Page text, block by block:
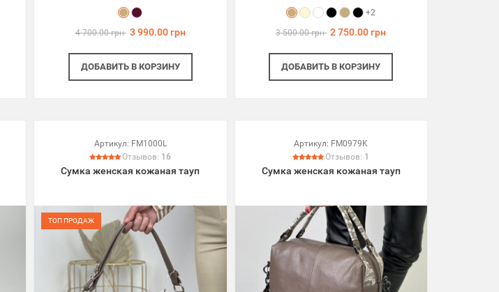
4 700.00 грн 3 990.00 грн
ДОБАВИТЬВ КОРЗИНУ
+2
3 500.00 грн 2 750.00 грн
ДОБАВИТЬ В КОРЗИНУ
Артикул: FM1000L
Отзывов: 16
Сумка женская кожаная тауп
ТОП ПРОДАЖ
Артикул: FM0979K
Отзывов: 1
Сумка женская кожаная тауп